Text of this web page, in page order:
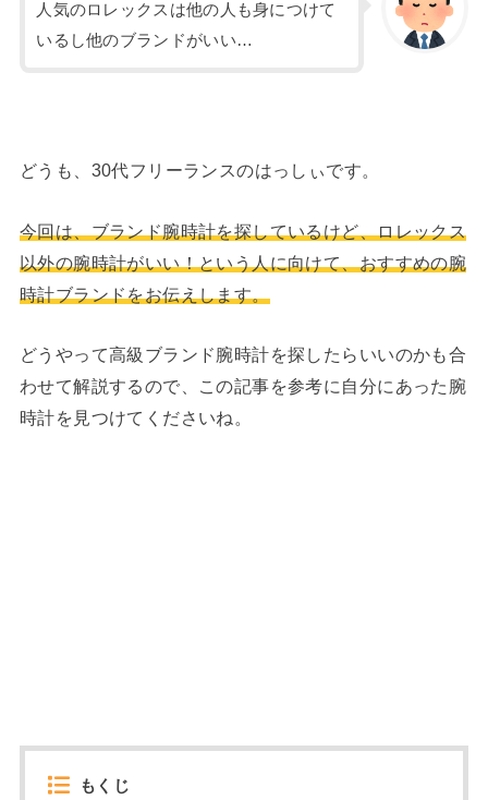
人気のロレックスは他の人も身につけて
いるし他のブランドがいい…
どうも、30代フリーランスのはっしぃです。
今回は、ブランド腕時計を探しているけど、ロレックス
以外の腕時計がいい！という人に向けて、おすすめの腕
時計ブランドをお伝えします。
どうやって高級ブランド腕時計を探したらいいのかも合
わせて解説するので、この記事を参考に自分にあった腕
時計を見つけてくださいね。
もくじ